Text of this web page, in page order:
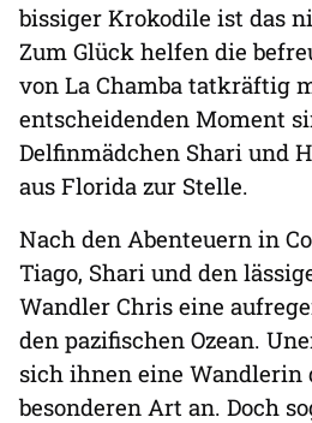
bissiger Krokodile ist das
Zum Glück helfen die
von La Chamba tatkräftig
entscheidenden Moment
Delfinmädchen Shari und
aus Florida zur Stelle.
Nach den Abenteuern in
Tiago, Shari und den
Wandler Chris eine
den pazifischen Ozean.
sich ihnen eine Wandlerin
besonderen Art an. Doch